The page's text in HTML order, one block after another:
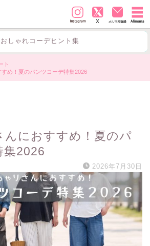
しゃれコーデヒント集
ト
め！夏のパンツコーデ特集2026
んにおすすめ！夏のパ
集2026
2026年7月30日